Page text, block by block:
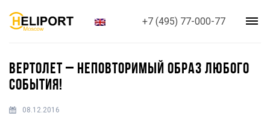
+7 (495) 77-000-77
ВЕРТОЛЕТ – НЕПОВТОРИМЫЙ ОБРАЗ ЛЮБОГО
СОБЫТИЯ!
08.12.2016